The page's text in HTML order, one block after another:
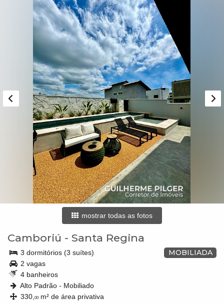
mostrar todas as fotos
Camboriú - Santa Regina
MOBILIADA
3 dormitórios (3 suítes)
2 vagas
4 banheiros
Alto Padrão - Mobiliado
330, 00m² de área privativa